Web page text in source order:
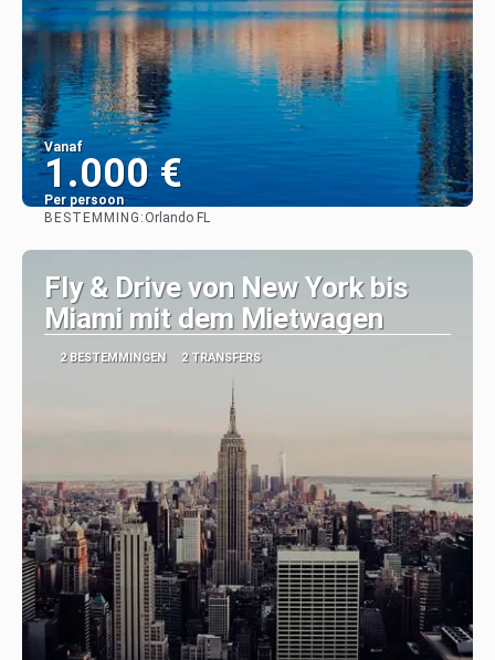
Vanaf
1.000 €
Per persoon
BESTEMMING: Orlando FL
Fly & Drive von New York bis
Miami mit dem Mietwagen
2 BESTEMMINGEN 2 TRANSFERS